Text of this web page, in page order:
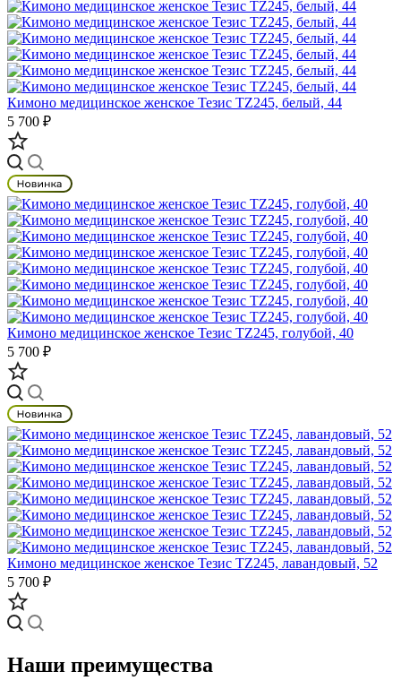
Кимоно медицинское женское Тезис TZ245, белый, 44
5 700 ₽
Кимоно медицинское женское Тезис TZ245, голубой, 40
5 700 ₽
Кимоно медицинское женское Тезис TZ245, лавандовый, 52
5 700 ₽
Наши преимущества